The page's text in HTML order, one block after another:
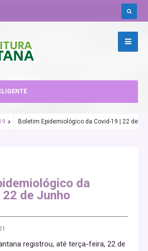
Boletim Epidemiológico da Covid-19 | 22 de
da
de Junho
registrou, até terça-feira, 22 de